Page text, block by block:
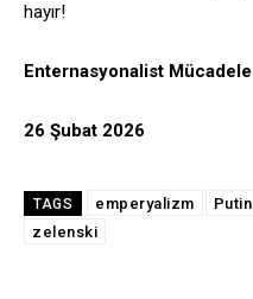
hayır!
Enternasyonalist Mücadele
26 Şubat 2026
TAGS emperyalizm Putin
zelenski